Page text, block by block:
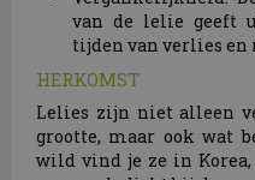
van de lelie geeft
tijden van verlies en
HERKOMST
Lelies zijn niet alleen
grootte, maar ook wat
wild vind je ze in